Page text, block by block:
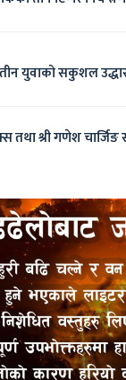
तीन युवाको सकुशल
तथा श्री गणेश